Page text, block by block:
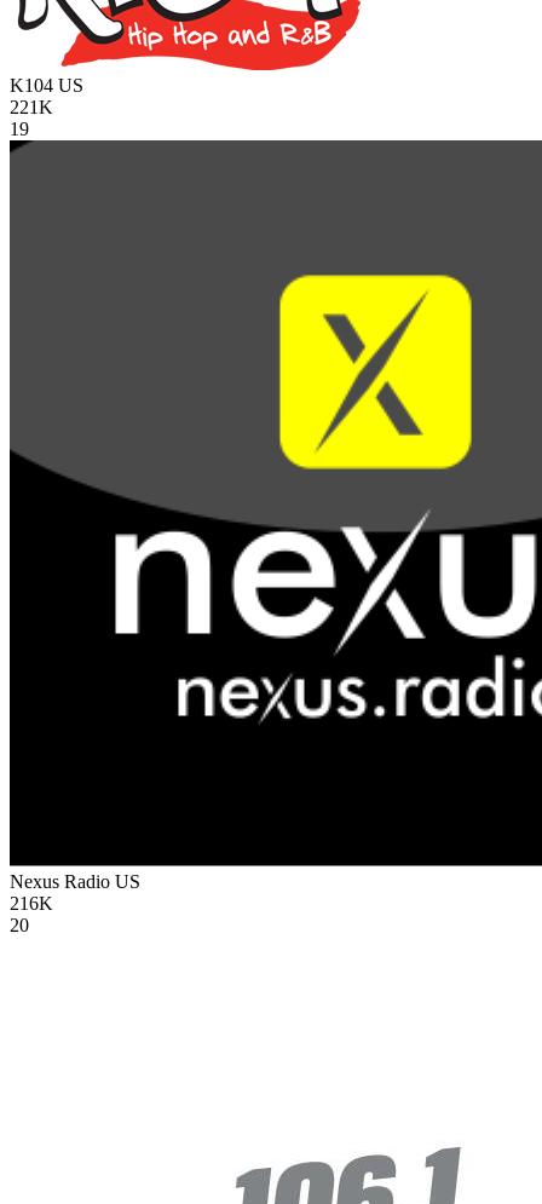
K104 US
221K
19
Nexus Radio US
216K
20